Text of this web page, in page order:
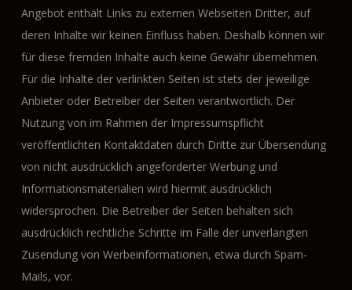
Angebot enthält Links zu externen Webseiten Dritter, auf
deren Inhalte wir keinen Einfluss haben. Deshalb können wir
für diese fremden Inhalte auch keine Gewähr übernehmen.
Für die Inhalte der verlinkten Seiten ist stets der jeweilige
Anbieter oder Betreiber der Seiten verantwortlich. Der
Nutzung von im Rahmen der Impressumspflicht
veröffentlichten Kontaktdaten durch Dritte zur Übersendung
von nicht ausdrücklich angeforderter Werbung und
Informationsmaterialien wird hiermit ausdrücklich
widersprochen. Die Betreiber der Seiten behalten sich
ausdrücklich rechtliche Schritte im Falle der unverlangten
Zusendung von Werbeinformationen, etwa durch Spam-
Mails, vor.